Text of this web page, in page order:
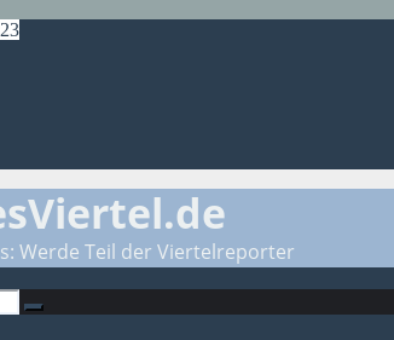
Werde Teil der Viertelreporter